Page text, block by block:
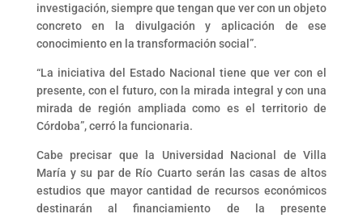
investigación, siempre que tengan que ver con un objeto
concreto en la divulgación y aplicación de ese
conocimiento en la transformación social”.
“La iniciativa del Estado Nacional tiene que ver con el
presente, con el futuro, con la mirada integral y con una
mirada de región ampliada como es el territorio de
Córdoba”, cerró la funcionaria.
Cabe precisar que la Universidad Nacional de Villa
María y su par de Río Cuarto serán las casas de altos
estudios que mayor cantidad de recursos económicos
destinarán al financiamiento de la presente